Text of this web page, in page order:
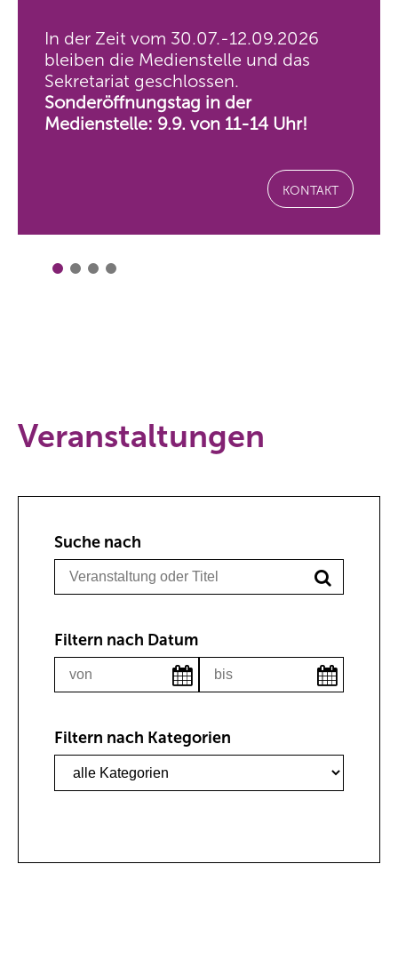
In der Zeit vom 30.07.-12.09.2026
bleiben die Medienstelle und das
Sekretariat geschlossen.
Sonderöffnungstag in der
Medienstelle: 9.9. von 11-14 Uhr!
KONTAKT
Veranstaltungen
Suche nach
Filtern nach Datum
Filtern nach Kategorien